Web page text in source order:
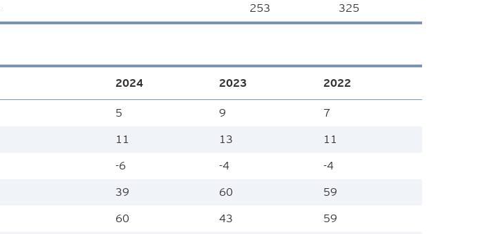
253 325
2024 2023 2022
5 9
7
11 13
11
-6 -4
-4
39 60
59
60 43
59